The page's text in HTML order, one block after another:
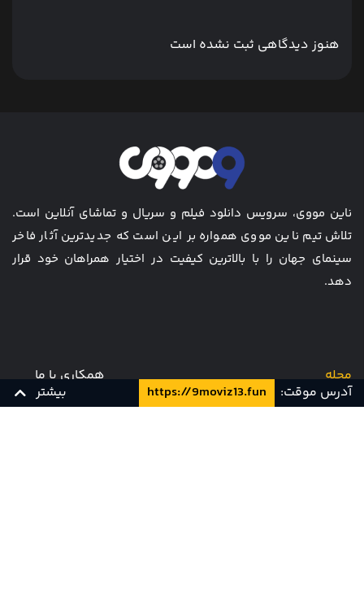
هنوز دیدگاهی ثبت نشده است
آدرس موقت: https://9moviz13.fun بیشتر
ناین مووی، سرویس دانلود فیلم و سریال و تماشای آنلاین است.
تلاش تیم ناین مووی همواره بر این است که جدیدترین آثار فاخر
سینمای جهان را با بالاترین کیفیت در اختیار همراهان خود قرار
دهد.
مجله
قیمت ها
همکاری با ما
سوالات متداول